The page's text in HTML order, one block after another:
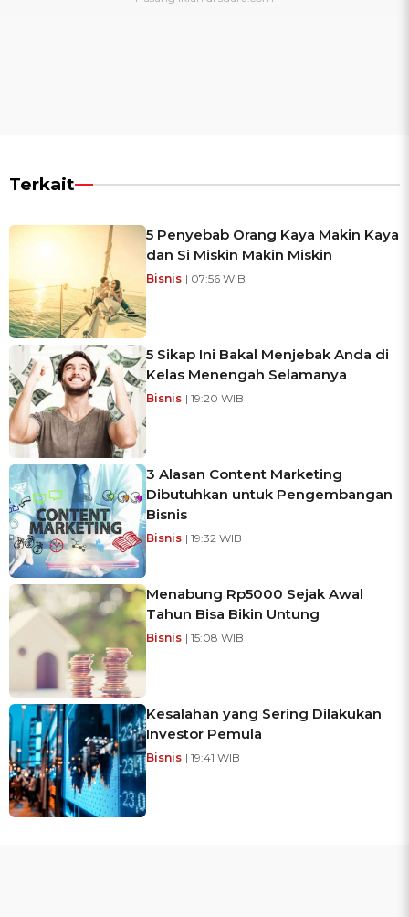
Terkait
5 Penyebab Orang Kaya Makin Kaya
dan Si Miskin Makin Miskin
Bisnis | 07:56 WIB
5 Sikap Ini Bakal Menjebak Anda di
Kelas Menengah Selamanya
Bisnis | 19:20 WIB
3 Alasan Content Marketing
Dibutuhkan untuk Pengembangan
Bisnis
Bisnis | 19:32 WIB
Menabung Rp5000 Sejak Awal
Tahun Bisa Bikin Untung
Bisnis | 15:08 WIB
Kesalahan yang Sering Dilakukan
Investor Pemula
Bisnis | 19:41 WIB